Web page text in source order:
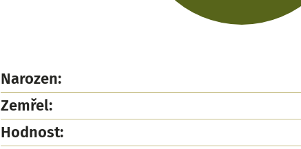
Narozen:
Zemřel:
Hodnost: